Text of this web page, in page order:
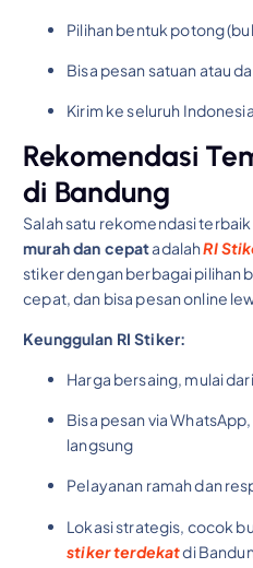
Pilihan bentuk potong
Bisa pesan satuan atau
Kirim ke seluruh Indonesia
Rekomendasi
di Bandung
Salah satu rekomendasi
murah dan cepatadalahRI
stiker dengan berbagai pilihan
cepat, dan bisa pesan online
Keunggulan RI Stiker:
Harga bersaing, mulai
Bisa pesan via
langsung
Pelayanan ramah dan
Lokasi strategis, cocok
stiker terdekatdi